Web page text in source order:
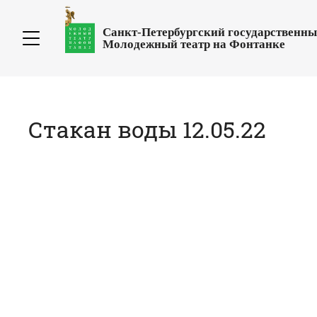
Санкт-Петербургский
Молодежный театр на Фонтанке
Стакан воды 12.05.22